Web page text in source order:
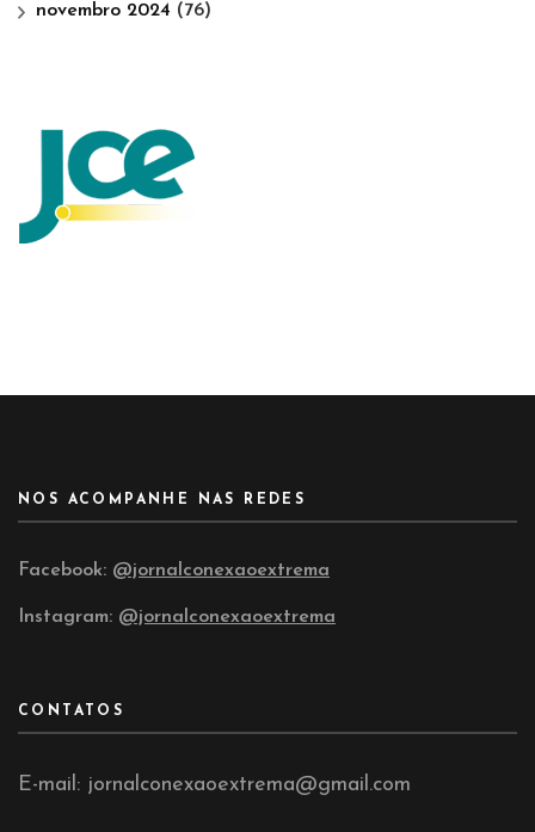
novembro 2024 (76)
NOS ACOMPANHE NAS REDES
Facebook: @jornalconexaoextrema
Instagram: @jornalconexaoextrema
CONTATOS
E-mail: jornalconexaoextrema@gmail.com